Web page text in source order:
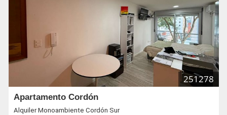
251278
Apartamento Cordón
Alquiler Monoambiente Cordón Sur